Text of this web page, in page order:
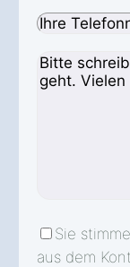
Sie
aus dem